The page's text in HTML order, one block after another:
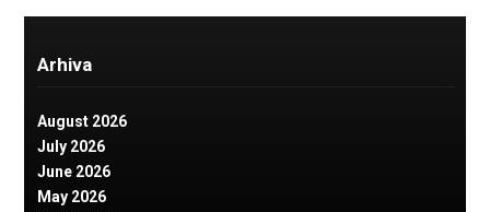
Arhiva
August 2026
July 2026
June 2026
May 2026